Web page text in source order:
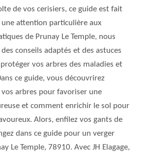
de vos cerisiers, ce guide est fait
une attention particulière aux
de Prunay Le Temple, nous
conseils adaptés et des astuces
vos arbres des maladies et
ce guide, vous découvrirez
arbres pour favoriser une
et comment enrichir le sol pour
Alors, enfilez vos gants de
dans ce guide pour un verger
Le Temple, 78910. Avec JH Elagage,